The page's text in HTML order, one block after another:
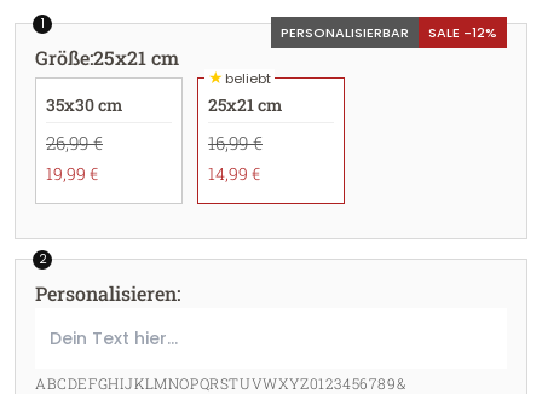
PERSONALISIERBAR SALE -12%
1
Größe:25x21 cm
35x30 cm
26,99 €
19,99 €
★beliebt
25x21 cm
16,99 €
14,99 €
2
Personalisieren:
ABCDEFGHIJKLMNOPQRSTUVWXYZ0123456789&